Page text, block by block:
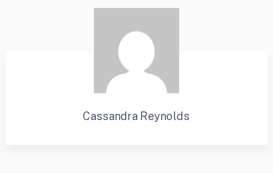
Cassandra Reynolds